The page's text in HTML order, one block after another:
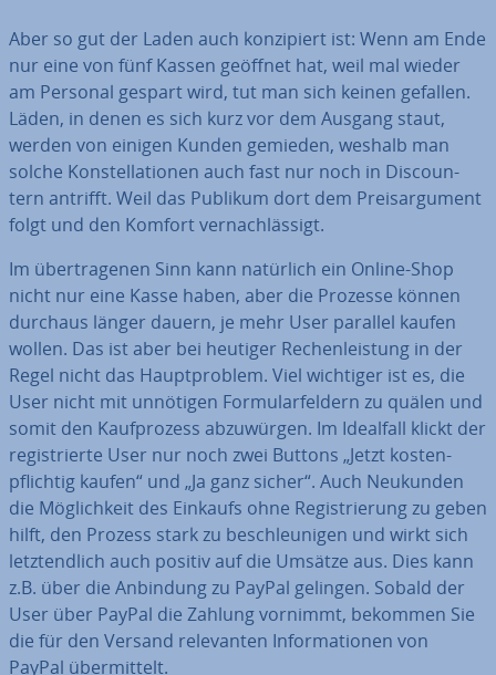
Aber so gut der Laden auch kon­zi­piert ist: Wenn am Ende
nur eine von fünf Kassen geöffnet hat, weil mal wieder
am Personal gespart wird, tut man sich keinen gefallen.
Läden, in denen es sich kurz vor dem Ausgang staut,
werden von einigen Kunden gemieden, weshalb man
solche Kon­stel­la­tio­nen auch fast nur noch in Dis­coun­
tern antrifft. Weil das Publikum dort dem Preisar­gu­ment
folgt und den Komfort ver­nach­läs­sigt.
Im über­tra­ge­nen Sinn kann natürlich ein Online-Shop
nicht nur eine Kasse haben, aber die Prozesse können
durchaus länger dauern, je mehr User parallel kaufen
wollen. Das ist aber bei heutiger Re­chen­leis­tung in der
Regel nicht das Haupt­pro­blem. Viel wichtiger ist es, die
User nicht mit unnötigen For­mu­lar­fel­dern zu quälen und
somit den Kauf­pro­zess ab­zu­wür­gen. Im Idealfall klickt der
re­gis­trier­te User nur noch zwei Buttons „Jetzt kos­ten­
pflich­tig kaufen“ und „Ja ganz sicher“. Auch Neukunden
die Mög­lich­keit des Einkaufs ohne Re­gis­trie­rung zu geben
hilft, den Prozess stark zu be­schleu­ni­gen und wirkt sich
letzt­end­lich auch positiv auf die Umsätze aus. Dies kann
z.B. über die Anbindung zu PayPal gelingen. Sobald der
User über PayPal die Zahlung vornimmt, bekommen Sie
die für den Versand re­le­van­ten In­for­ma­tio­nen von
PayPal über­mit­telt.